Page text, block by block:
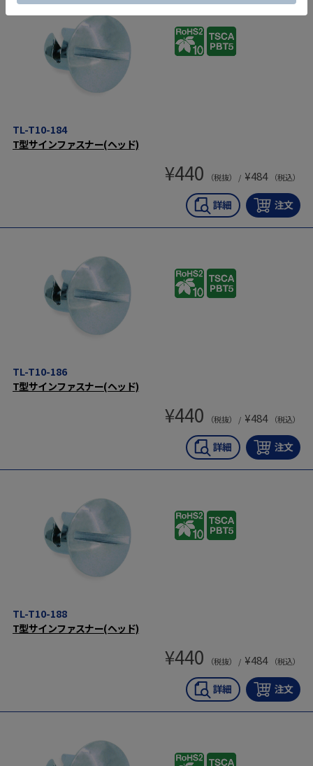
TL-T10-184
T型サインファスナー(ヘッド)
¥440 （税抜） / ¥484 （税込）
TL-T10-186
T型サインファスナー(ヘッド)
¥440 （税抜） / ¥484 （税込）
TL-T10-188
T型サインファスナー(ヘッド)
¥440 （税抜） / ¥484 （税込）